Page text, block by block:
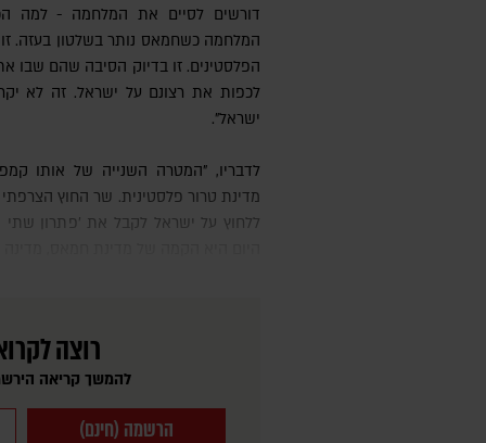
דורשים לסיים את המלחמה - למה
המלחמה כשחמאס נותר בשלטון בעזה.
הפלסטינים. זו בדיוק הסיבה שהם שבו
לכפות את רצונם על ישראל. זה לא
ישראל".
לדבריו, "המטרה השנייה של אותו קמפיין מעוות היא לכפות על ישראל
מדינת טרור פלסטינית. שר החוץ
ללחוץ על ישראל לקבל את 'פתרון שתי
רוצה
להמשך קריאה
הרשמה (חינם)